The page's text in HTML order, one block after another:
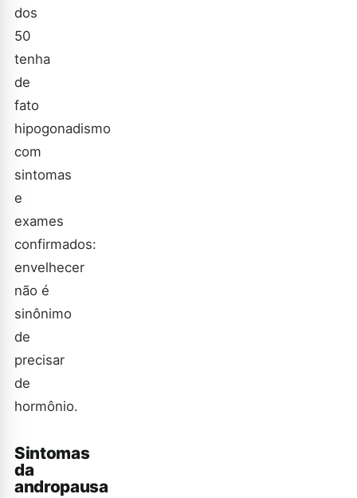
dos
50
tenha
de
fato
hipogonadismo
com
sintomas
e
exames
confirmados:
envelhecer
não é
sinônimo
de
precisar
de
hormônio.
Sintomas
da
andropausa